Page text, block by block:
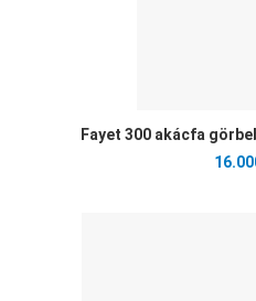
Fayet 300 akácfa